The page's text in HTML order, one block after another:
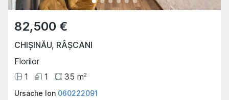
82,500 €
CHIȘINĂU, RÂȘCANI
Florilor
1
1 35 m2
Ursache Ion 060222091